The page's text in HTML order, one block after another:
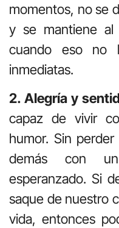
momentos, no se
y se mantiene al
cuando eso no
inmediatas.
2. Alegría y
capaz de vivir
humor. Sin
demás con
esperanzado. Si
saque de nuestro
vida, entonces